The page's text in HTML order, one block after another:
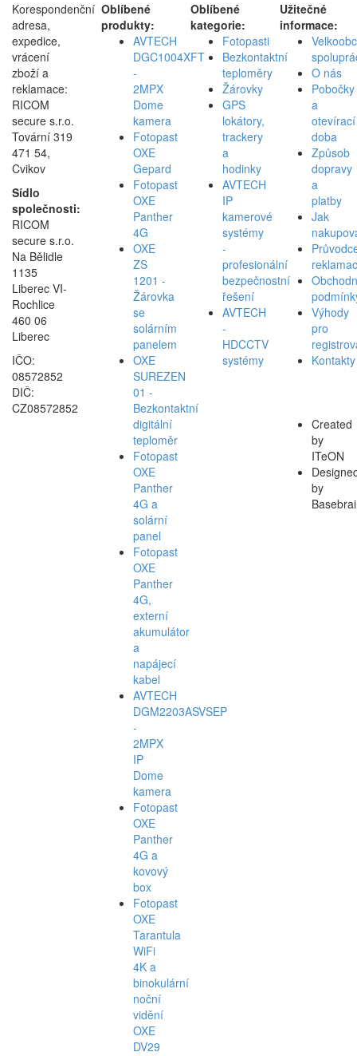
Korespondenční
adresa,
expedice,
vrácení
zboží a
reklamace:
RICOM
secure s.r.o.
Tovární 319
471 54,
Cvikov
Sídlo
společnosti:
RICOM
secure s.r.o.
Na Bělidle
1135
Liberec VI-
Rochlice
460 06
Liberec
IČO:
08572852
DIČ:
CZ08572852
Oblíbené
produkty:
AVTECH
DGC1004XFT
-
2MPX
Dome
kamera
Fotopast
OXE
Gepard
Fotopast
OXE
Panther
4G
OXE
ZS
1201 -
Žárovka
se
solárním
panelem
OXE
SUREZEN
01 -
Bezkontaktní
digitální
teploměr
Fotopast
OXE
Panther
4G a
solární
panel
Fotopast
OXE
Panther
4G,
externí
akumulátor
a
napájecí
kabel
AVTECH
DGM2203ASVSEP
-
2MPX
IP
Dome
kamera
Fotopast
OXE
Panther
4G a
kovový
box
Fotopast
OXE
Tarantula
WiFi
4K a
binokulární
noční
vidění
OXE
DV29
Oblíbené
kategorie:
Fotopasti
Bezkontaktní
teploměry
Žárovky
GPS
lokátory,
trackery
a
hodinky
AVTECH
IP
kamerové
systémy
-
profesionální
bezpečnostní
řešení
AVTECH
-
HDCCTV
systémy
Užitečné
informace:
O nás
Pobočky
a
otevírací
doba
Způsob
dopravy
a
platby
Jak
Výhody
pro
Kontakty
Created
by
ITeON
by